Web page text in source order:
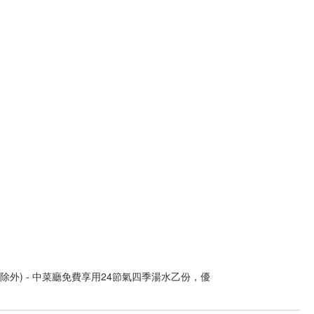
外) - 中菜廳免費享用24節氣四季湯水乙份，優